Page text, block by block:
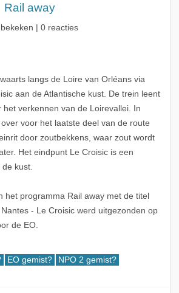
Rail away
| 0 reacties
langs de Loire van Orléans via
aan de Atlantische kust. De trein leent
het verkennen van de Loirevallei. In
voor het laatste deel van de route
door zoutbekkens, waar zout wordt
Het eindpunt Le Croisic is een
de kust.
het programma Rail away met de titel
- Le Croisic werd uitgezonden op
de EO.
EO gemist? NPO 2 gemist?